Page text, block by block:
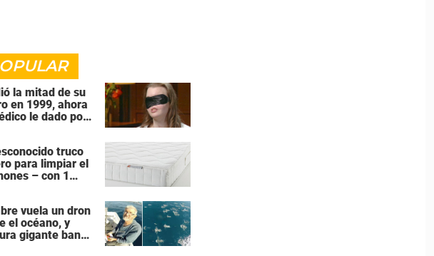
la mitad de su
en 1999, ahora
le dado por
truco
para limpiar el
– con 1
vuela un dron
el océano, y
gigante banco